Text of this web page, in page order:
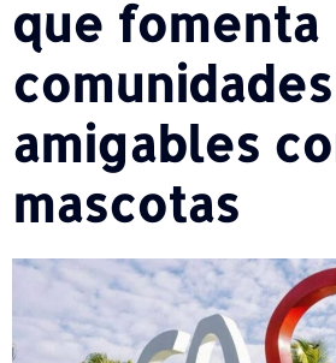
que fomenta
comunidades
amigables
mascotas